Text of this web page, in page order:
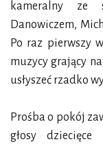
kameralny ze
Danowiczem,
Po raz pierwszy
muzycy grający
usłyszeć rzadko
Prośba o pokój
głosy